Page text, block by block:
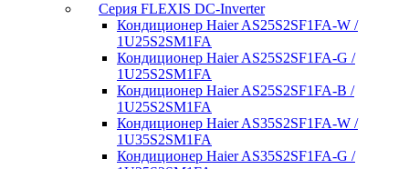
Серия FLEXIS DC-Inverter
Кондиционер Haier AS25S2SF1FA-W /
1U25S2SM1FA
Кондиционер Haier AS25S2SF1FA-G /
1U25S2SM1FA
Кондиционер Haier AS25S2SF1FA-B /
1U25S2SM1FA
Кондиционер Haier AS35S2SF1FA-W /
1U35S2SM1FA
Кондиционер Haier AS35S2SF1FA-G /